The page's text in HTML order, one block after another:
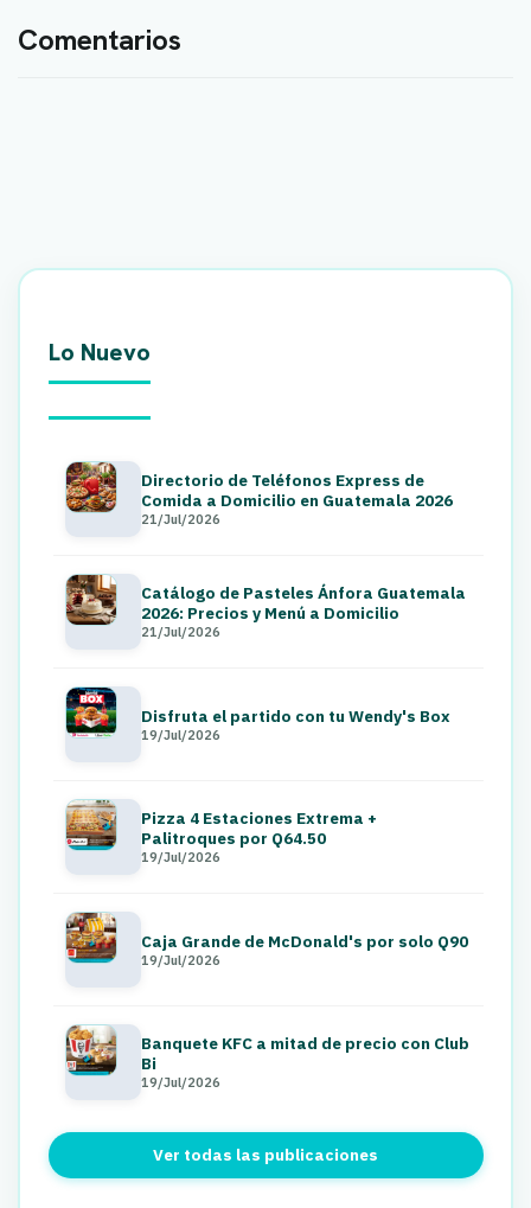
Comentarios
Lo Nuevo
Directorio de Teléfonos Express de
Comida a Domicilio en Guatemala 2026
21/Jul/2026
Catálogo de Pasteles Ánfora Guatemala
2026: Precios y Menú a Domicilio
21/Jul/2026
Disfruta el partido con tu Wendy's Box
19/Jul/2026
Pizza 4 Estaciones Extrema +
Palitroques por Q64.50
19/Jul/2026
Caja Grande de McDonald's por solo Q90
19/Jul/2026
Banquete KFC a mitad de precio con Club
Bi
19/Jul/2026
Ver todas las publicaciones